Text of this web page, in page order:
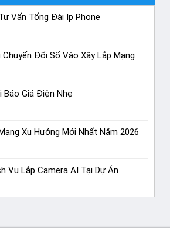
Vấn Tổng Đài Ip Phone
Chuyển Đổi Số Vào Xây Lắp Mạng
Báo Giá Điện Nhẹ
Xu Hướng Mới Nhất Năm 2026
Vụ Lắp Camera AI Tại Dự Án